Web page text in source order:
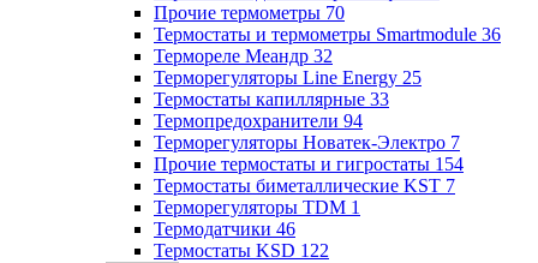
Прочие термометры 70
Термостаты и термометры Smartmodule 36
Термореле Меандр 32
Терморегуляторы Line Energy 25
Термостаты капиллярные 33
Термопредохранители 94
Терморегуляторы Новатек-Электро 7
Прочие термостаты и гигростаты 154
Термостаты биметаллические KST 7
Терморегуляторы TDM 1
Термодатчики 46
Термостаты KSD 122